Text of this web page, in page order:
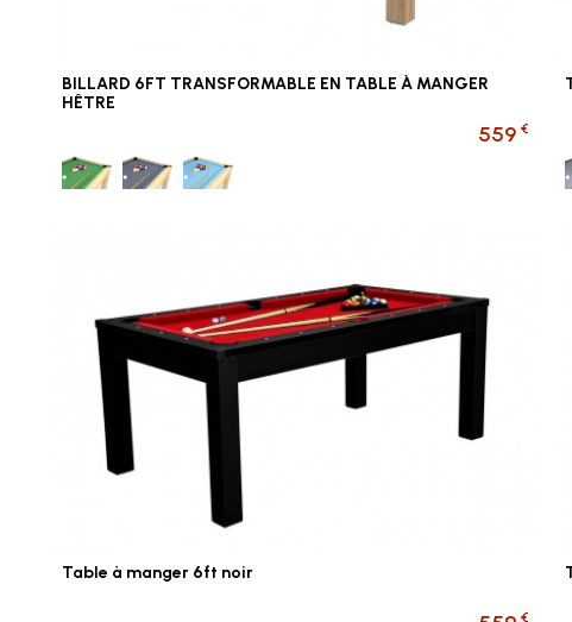
BILLARD 6FT TRANSFORMABLE EN TABLE À MANGER
HÊTRE
559€
Vert Gris Bleu ciel
Table à manger 6ft noir
€